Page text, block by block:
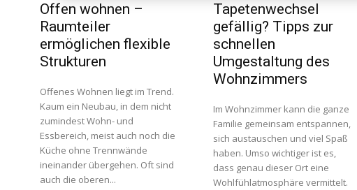
Offen wohnen –
Raumteiler
ermöglichen flexible
Strukturen
Offenes Wohnen liegt im Trend.
Kaum ein Neubau, in dem nicht
zumindest Wohn- und
Essbereich, meist auch noch die
Küche ohne Trennwände
ineinander übergehen. Oft sind
auch die oberen...
Tapetenwechsel
gefällig? Tipps zur
schnellen
Umgestaltung des
Wohnzimmers
Im Wohnzimmer kann die ganze
Familie gemeinsam entspannen,
sich austauschen und viel Spaß
haben. Umso wichtiger ist es,
dass genau dieser Ort eine
Wohlfühlatmosphäre vermittelt.